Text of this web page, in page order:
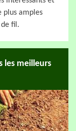
plus amples
fil.
les meilleurs